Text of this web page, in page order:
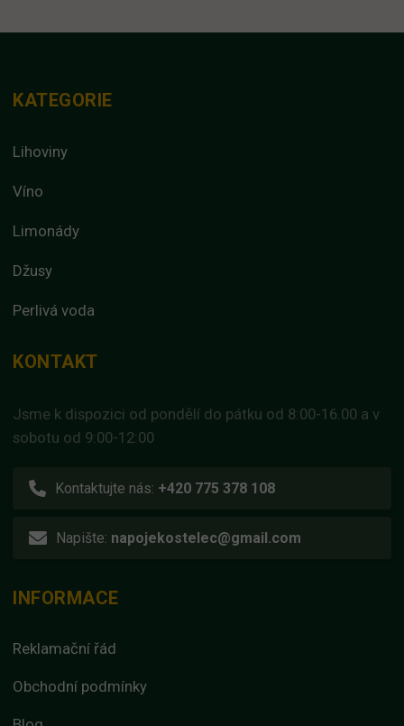
KATEGORIE
Lihoviny
Víno
Limonády
Džusy
Perlivá voda
KONTAKT
Jsme k dispozici od pondělí do pátku od 8:00-16.00 a v
sobotu od 9:00-12:00
Kontaktujte nás: +420 775 378 108
Napište: napojekostelec@gmail.com
INFORMACE
Reklamační řád
Obchodní podmínky